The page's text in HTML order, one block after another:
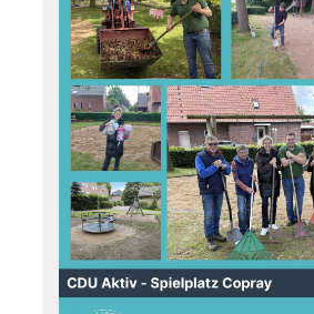
entfalten ihren Wert erst, wenn sie
📄 Alle unsere Anträge findet ihr im
Ratsinformationssystem der
oder auf unserer Homepage.
CDU#Sonsbeck#Labbeck#Hamb